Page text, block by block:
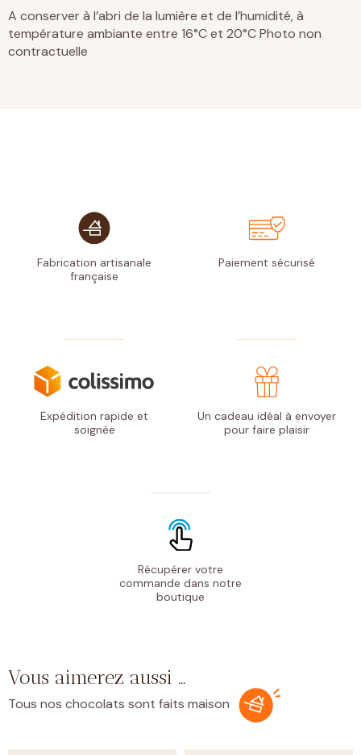
A conserver à l’abri de la lumière et de l’humidité, à
température ambiante entre 16°C et 20°CPhoto non
contractuelle
Fabrication artisanale
française
Paiement sécurisé
Expédition rapide et
soignée
Un cadeau idéal à envoyer
pour faire plaisir
Récupérer votre
commande dans notre
boutique
Vous aimerez aussi …
Tous nos chocolats sont faits maison